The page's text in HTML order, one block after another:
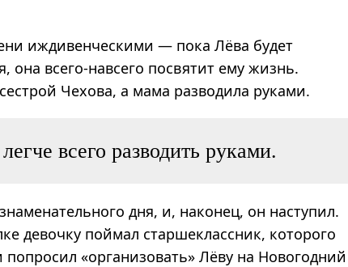
иждивен­ческими — пока Лёва будет
она всего-навсего посвятит ему жизнь.
Чехова, а мама разводила руками.
всего разводить руками.
дня, и, наконец, он наступил.
девочку поймал старшеклассник, которого
попросил «организовать» Лёву на Новогодний